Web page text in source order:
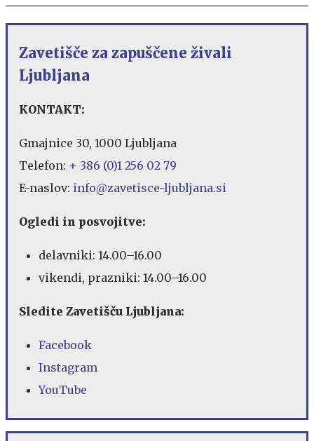
Zavetišče za zapuščene živali
Ljubljana
KONTAKT:
Gmajnice 30, 1000 Ljubljana
Telefon: + 386 (0)1 256 02 79
E-naslov: info@zavetisce-ljubljana.si
Ogledi in posvojitve:
delavniki: 14.00–16.00
vikendi, prazniki: 14.00–16.00
Sledite Zavetišču Ljubljana:
Facebook
Instagram
YouTube